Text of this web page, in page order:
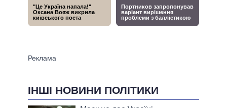
ІНШІ НОВИНИ ПОЛІТИКИ